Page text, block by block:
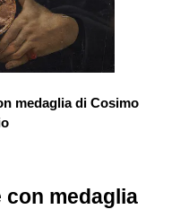
medaglia di Cosimo
medaglia